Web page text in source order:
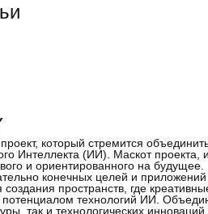
который стремится
Интеллекта (ИИ). Маскот
и ориентированного на будущее.
конечных целей и
создания пространств, где
потенциалом технологий ИИ.
так и технологических инноваций.